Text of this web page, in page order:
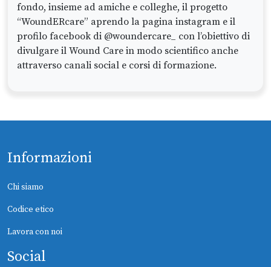
fondo, insieme ad amiche e colleghe, il progetto
“WoundERcare” aprendo la pagina instagram e il
profilo facebook di @woundercare_ con l’obiettivo di
divulgare il Wound Care in modo scientifico anche
attraverso canali social e corsi di formazione.
Informazioni
Chi siamo
Codice etico
Lavora con noi
Social